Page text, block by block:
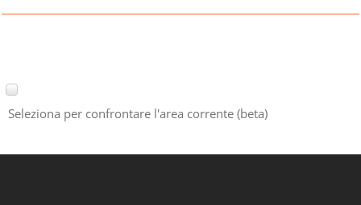
Seleziona per confrontare l'area corrente (beta)